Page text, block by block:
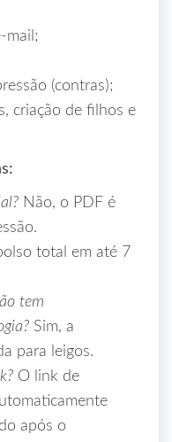
(contras);
criação de filhos e
Não, o PDF é
total em até 7
tem
Sim, a
para leigos.
O link de
após o